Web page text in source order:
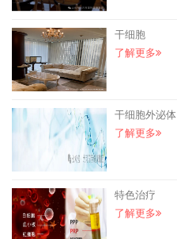
干细胞
了解更多
干细胞外泌体
了解更多
特色治疗
了解更多